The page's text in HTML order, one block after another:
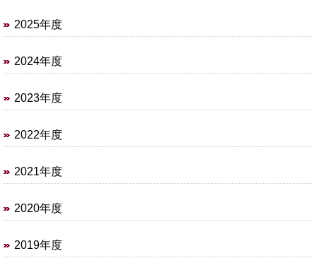
2025年度
2024年度
2023年度
2022年度
2021年度
2020年度
2019年度